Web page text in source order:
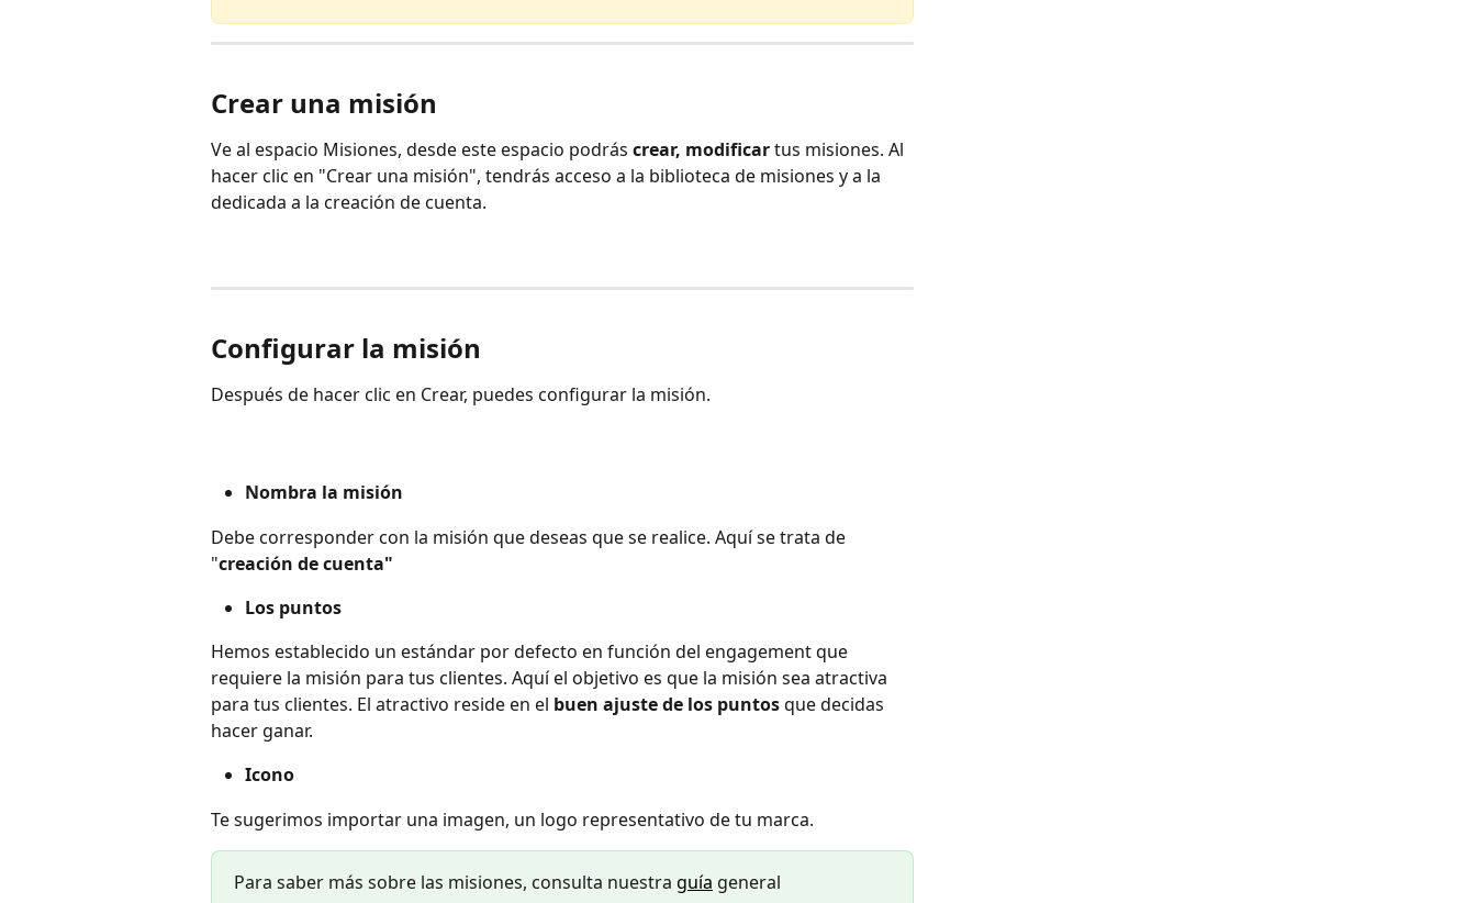
Crear una misión
Ve al espacio Misiones, desde este espacio podrás crear, modificar tus misiones. Al
hacer clic en "Crear una misión", tendrás acceso a la biblioteca de misiones y a la
dedicada a la creación de cuenta.
Configurar la misión
Después de hacer clic en Crear, puedes configurar la misión.
Nombra la misión
Debe corresponder con la misión que deseas que se realice. Aquí se trata de
"creación de cuenta"
Los puntos
Hemos establecido un estándar por defecto en función del engagement que
requiere la misión para tus clientes. Aquí el objetivo es que la misión sea atractiva
para tus clientes. El atractivo reside en el buen ajuste de los puntos que decidas
hacer ganar.
Icono
Te sugerimos importar una imagen, un logo representativo de tu marca.
Para saber más sobre las misiones, consulta nuestra guía general